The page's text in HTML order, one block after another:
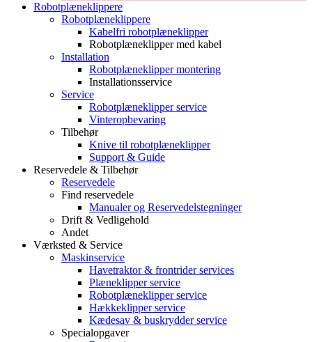
Robotplæneklippere
Robotplæneklippere
Kabelfri robotplæneklipper
Robotplæneklipper med kabel
Installation
Robotplæneklipper montering
Installationsservice
Service
Robotplæneklipper service
Vinteropbevaring
Tilbehør
Knive til robotplæneklipper
Support & Guide
Reservedele & Tilbehør
Reservedele
Find reservedele
Manualer og Reservedelstegninger
Drift & Vedligehold
Andet
Værksted & Service
Maskinservice
Havetraktor & frontrider services
Plæneklipper service
Robotplæneklipper service
Hækkeklipper service
Kædesav & buskrydder service
Specialopgaver